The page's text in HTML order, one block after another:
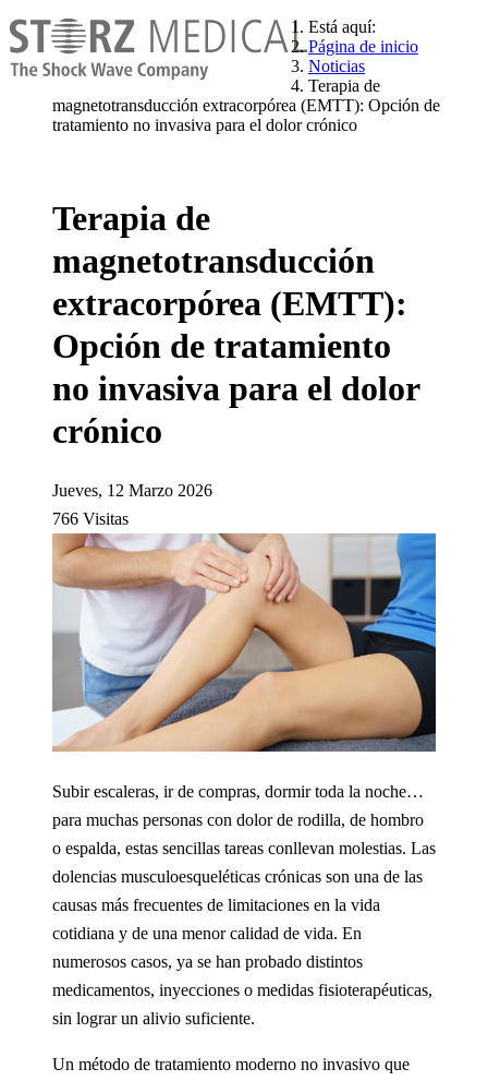
Está aquí:
Página de inicio
Noticias
Terapia de
magnetotransducción extracorpórea (EMTT): Opción de
tratamiento no invasiva para el dolor crónico
Terapia de
magnetotransducción
extracorpórea (EMTT):
Opción de tratamiento
no invasiva para el dolor
crónico
Jueves, 12 Marzo 2026
766 Visitas
Subir escaleras, ir de compras, dormir toda la noche…
para muchas personas con dolor de rodilla, de hombro
o espalda, estas sencillas tareas conllevan molestias. Las
dolencias musculoesqueléticas crónicas son una de las
causas más frecuentes de limitaciones en la vida
cotidiana y de una menor calidad de vida. En
numerosos casos, ya se han probado distintos
medicamentos, inyecciones o medidas fisioterapéuticas,
sin lograr un alivio suficiente.
Un método de tratamiento moderno no invasivo que